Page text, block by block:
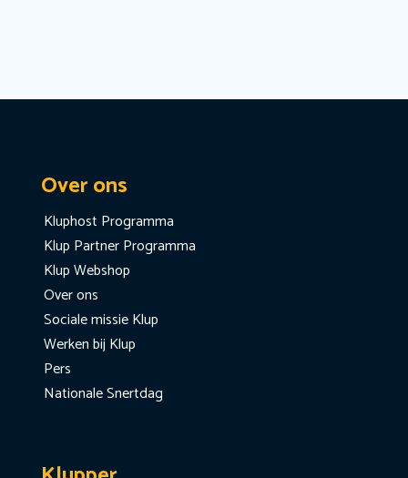
Over ons
Kluphost Programma
Klup Partner Programma
Klup Webshop
Over ons
Sociale missie Klup
Werken bij Klup
Pers
Nationale Snertdag